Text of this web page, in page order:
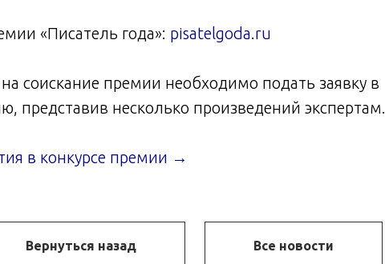
«Писатель года»: pisatelgoda.ru
на соискание премии необходимо подать заявку в
представив несколько произведений экспертам.
в конкурсе премии →
Вернуться назад Все новости